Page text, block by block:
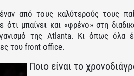
από τους καλύτερούς τους
ότι μπαίνει και «φρένο» στη
της Atlanta. Κι όπως όλα
του front office.
Ποιο είναι το